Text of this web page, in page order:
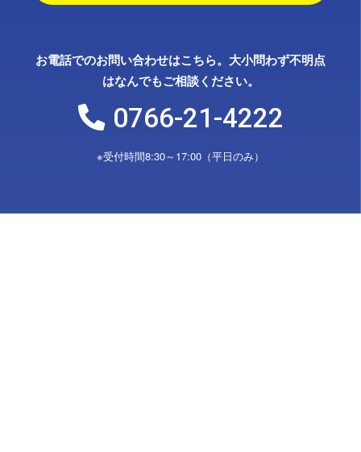
お電話でのお問い合わせはこちら。大小問わず不明点
はなんでもご相談ください。
0766-21-4222
※受付時間8:30～17:00（平日のみ）